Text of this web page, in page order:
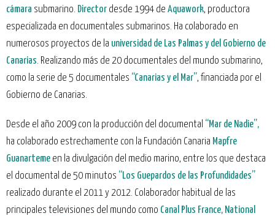
cámara submarino. Director desde 1994 de Aquawork, productora
especializada en documentales submarinos. Ha colaborado en
numerosos proyectos de la universidad de Las Palmas y del Gobierno de
Canarias. Realizando más de 20 documentales del mundo submarino,
como la serie de 5 documentales “Canarias y el Mar”, financiada por el
Gobierno de Canarias.
Desde el año 2009 con la producción del documental “Mar de Nadie”,
ha colaborado estrechamente con la Fundación Canaria Mapfre
Guanarteme en la divulgación del medio marino, entre los que destaca
el documental de 50 minutos “Los Guepardos de las Profundidades”
realizado durante el 2011 y 2012. Colaborador habitual de las
principales televisiones del mundo como Canal Plus France, National